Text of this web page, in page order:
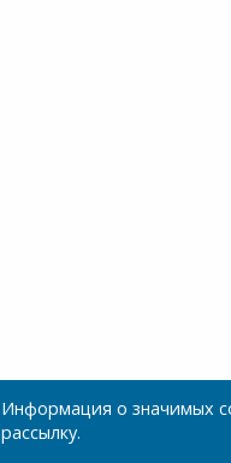
Информация о значимых
рассылку.